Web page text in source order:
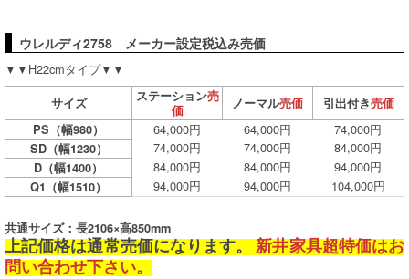
ウレルディ2758 メーカー設定税込み売価
▼▼H22cmタイプ▼▼
サイズ ステーション売
価
ノーマル売価 引出付き売価
PS（幅980）
64,000円 64,000円 74,000円
SD（幅1230） 74,000円 74,000円 84,000円
D（幅1400） 84,000円 84,000円 94,000円
Q1（幅1510） 94,000円 94,000円 104,000円
共通サイズ：長2106×高850mm
上記価格は通常売価になります。新井家具超特価はお
問い合わせ下さい。